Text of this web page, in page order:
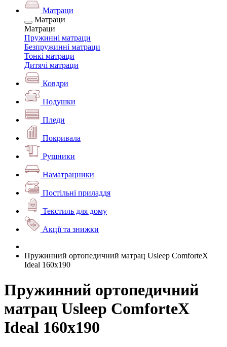
Матраци
Матраци
Матраци
Пружинні матраци
Безпружинні матраци
Тонкі матраци
Дитячі матраци
Ковдри
Подушки
Пледи
Покривала
Рушники
Наматрацники
Постільні приладдя
Текстиль для дому
Акції та знижки
Пружинний ортопедичний матрац Usleep ComforteX
Ideal 160х190
Пружинний ортопедичний
матрац Usleep ComforteX
Ideal 160х190